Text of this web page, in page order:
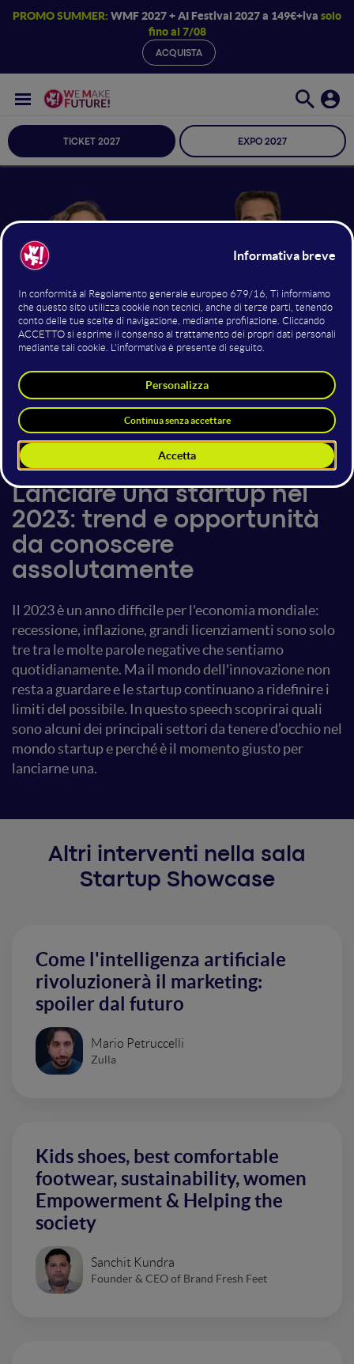
PROMO SUMMER: WMF 2027 + AI Festival 2027 a 149€+iva solo
fino al 7/08
ACQUISTA
TICKET 2027 EXPO 2027
Co-Founder @Startup GeeksCo-Founder @Startup Geeks
16 giugno 202317:40 - 18:00
Startup Showcase
Lanciare una startup nel
2023: trend e opportunità
da conoscere
assolutamente
Il 2023 è un anno difficile per l'economia mondiale:
recessione, inflazione, grandi licenziamenti sono solo
tre tra le molte parole negative che sentiamo
quotidianamente. Ma il mondo dell'innovazione non
resta a guardare e le startup continuano a ridefinire i
limiti del possibile. In questo speech scoprirai quali
sono alcuni dei principali settori da tenere d’occhio nel
mondo startup e perché è il momento giusto per
lanciarne una.
Altri interventi nella sala
Startup Showcase
Come l'intelligenza artificiale
rivoluzionerà il marketing:
spoiler dal futuro
Mario Petruccelli
Zulla
Kids shoes, best comfortable
footwear, sustainability, women
Empowerment & Helping the
society
Sanchit Kundra
Founder & CEO of Brand Fresh Feet